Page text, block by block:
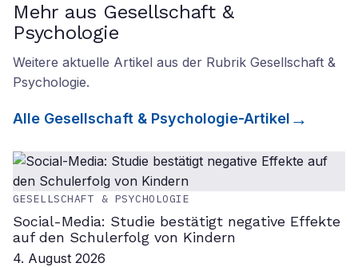
Mehr aus Gesellschaft &
Psychologie
Weitere aktuelle Artikel aus der Rubrik Gesellschaft &
Psychologie.
Alle Gesellschaft & Psychologie-Artikel
GESELLSCHAFT & PSYCHOLOGIE
Social-Media: Studie bestätigt negative Effekte
auf den Schulerfolg von Kindern
4. August 2026